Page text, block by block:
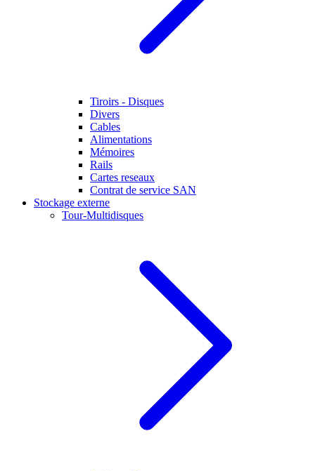
Tiroirs - Disques
Divers
Cables
Alimentations
Mémoires
Rails
Cartes reseaux
Contrat de service SAN
Stockage externe
Tour-Multidisques